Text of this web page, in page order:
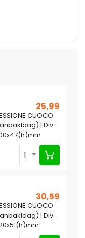
25,99
CUOCO
| Div.
1
30,59
CUOCO
| Div.